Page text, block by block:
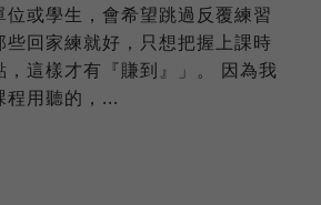
或學生，會希望跳過反覆練習
些回家練就好，只想把握上課時
，這樣才有『賺到』」。 因為我
程用聽的，...